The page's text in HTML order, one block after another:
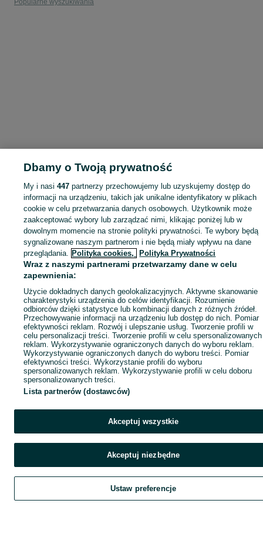
Popularne wyszukiwania
Szukaj Obserwujesz Dodaj Czat
Dbamy o Twoją prywatność
My i nasi447 partnerzy przechowujemy lub uzyskujemy dostęp do
informacji na urządzeniu, takich jak unikalne identyfikatory w plikach
cookie w celu przetwarzania danych osobowych. Użytkownik może
zaakceptować wybory lub zarządzać nimi, klikając poniżej lub w
dowolnym momencie na stronie polityki prywatności. Te wybory będą
sygnalizowane naszym partnerom i nie będą miały wpływu na dane
przeglądania. Polityka cookies, Polityka Prywatności
Wraz z naszymi partnerami przetwarzamy dane w celu
zapewnienia:
Użycie dokładnych danych geolokalizacyjnych. Aktywne skanowanie
charakterystyki urządzenia do celów identyfikacji. Rozumienie
odbiorców dzięki statystyce lub kombinacji danych z różnych źródeł.
Przechowywanie informacji na urządzeniu lub dostęp do nich. Pomiar
efektywności reklam. Rozwój i ulepszanie usług. Tworzenie profili w
celu personalizacji treści. Tworzenie profili w celu spersonalizowanych
reklam. Wykorzystywanie ograniczonych danych do wyboru reklam.
Wykorzystywanie ograniczonych danych do wyboru treści. Pomiar
efektywności treści. Wykorzystanie profili do wyboru
spersonalizowanych reklam. Wykorzystywanie profili w celu doboru
spersonalizowanych treści.
Lista partnerów (dostawców)
Akceptuj wszystkie
Akceptuj niezbędne
Ustaw preferencje